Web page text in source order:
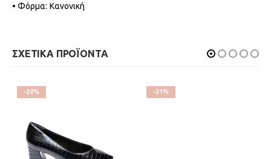
• Φόρμα: Κανονική
ΣΧΕΤΙΚΑ ΠΡΟΪΟΝΤΑ
-20% -21%